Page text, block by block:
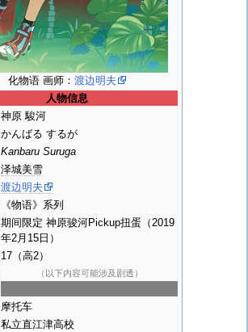
化物语 画师： 渡边明夫
人物信息
神原 駿河
かんばる するが
Kanbaru Suruga
泽城美雪
渡边明夫
《物语》系列
期间限定 神原骏河Pickup扭蛋（2019
年2月15日）
17（高2）
（以下内容可能涉及剧透）
摩托车
私立直江津高校